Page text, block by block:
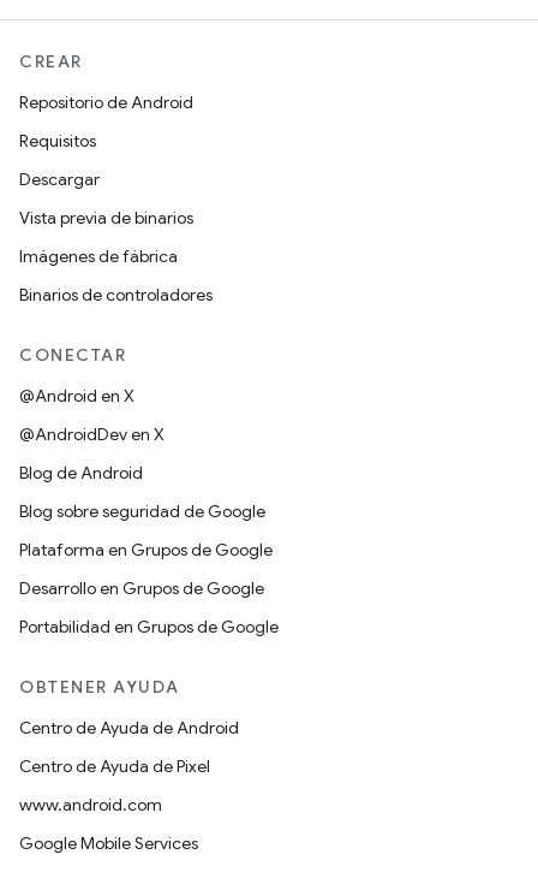
CREAR
Repositorio de Android
Requisitos
Descargar
Vista previa de binarios
Imágenes de fábrica
Binarios de controladores
CONECTAR
@Android en X
@AndroidDev en X
Blog de Android
Blog sobre seguridad de Google
Plataforma en Grupos de Google
Desarrollo en Grupos de Google
Portabilidad en Grupos de Google
OBTENER AYUDA
Centro de Ayuda de Android
Centro de Ayuda de Pixel
www.android.com
Google Mobile Services